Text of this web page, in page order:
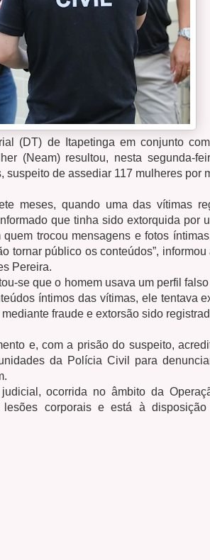
(DT) de Itapetinga em conjunto
(Neam) resultou, nesta segunda-
suspeito de assediar 117 mulheres por
meses, quando uma das vítimas
que tinha sido extorquida por
trocou mensagens e fotos
tornar público os conteúdos”, informou
Pereira.
se que o homem usava um perfil
íntimos das vítimas, ele tentava
fraude e extorsão sido
e, com a prisão do suspeito,
da Polícia Civil para
ocorrida no âmbito da
corporais e está à